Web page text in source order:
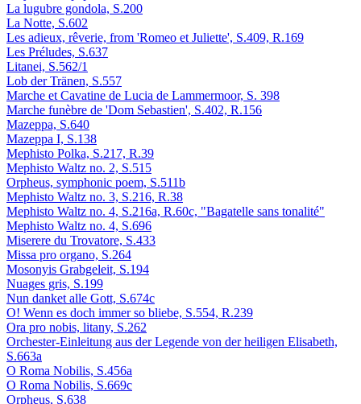
La lugubre gondola, S.200
La Notte, S.602
Les adieux, rêverie, from 'Romeo et Juliette', S.409, R.169
Les Préludes, S.637
Litanei, S.562/1
Lob der Tränen, S.557
Marche et Cavatine de Lucia de Lammermoor, S. 398
Marche funèbre de 'Dom Sebastien', S.402, R.156
Mazeppa, S.640
Mazeppa I, S.138
Mephisto Polka, S.217, R.39
Mephisto Waltz no. 2, S.515
Orpheus, symphonic poem, S.511b
Mephisto Waltz no. 3, S.216, R.38
Mephisto Waltz no. 4, S.216a, R.60c, "Bagatelle sans tonalité"
Mephisto Waltz no. 4, S.696
Miserere du Trovatore, S.433
Missa pro organo, S.264
Mosonyis Grabgeleit, S.194
Nuages gris, S.199
Nun danket alle Gott, S.674c
O! Wenn es doch immer so bliebe, S.554, R.239
Ora pro nobis, litany, S.262
Orchester-Einleitung aus der Legende von der heiligen Elisabeth,
S.663a
O Roma Nobilis, S.456a
O Roma Nobilis, S.669c
Orpheus, S.638